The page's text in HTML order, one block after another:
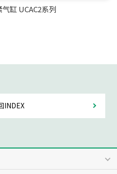
缸 UCAC2系列
INDEX